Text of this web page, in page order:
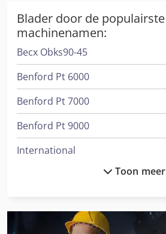
Blader door de populairste
machinenamen:
Becx Obks90-45
Benford Pt 6000
Benford Pt 7000
Benford Pt 9000
International
International 1455
Toon meer